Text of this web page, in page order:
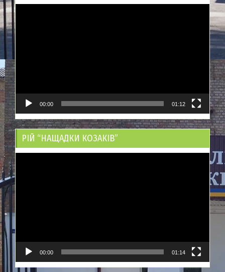
00:00 01:12
РІЙ “НАЩАДКИ КОЗАКІВ”
00:00 01:14